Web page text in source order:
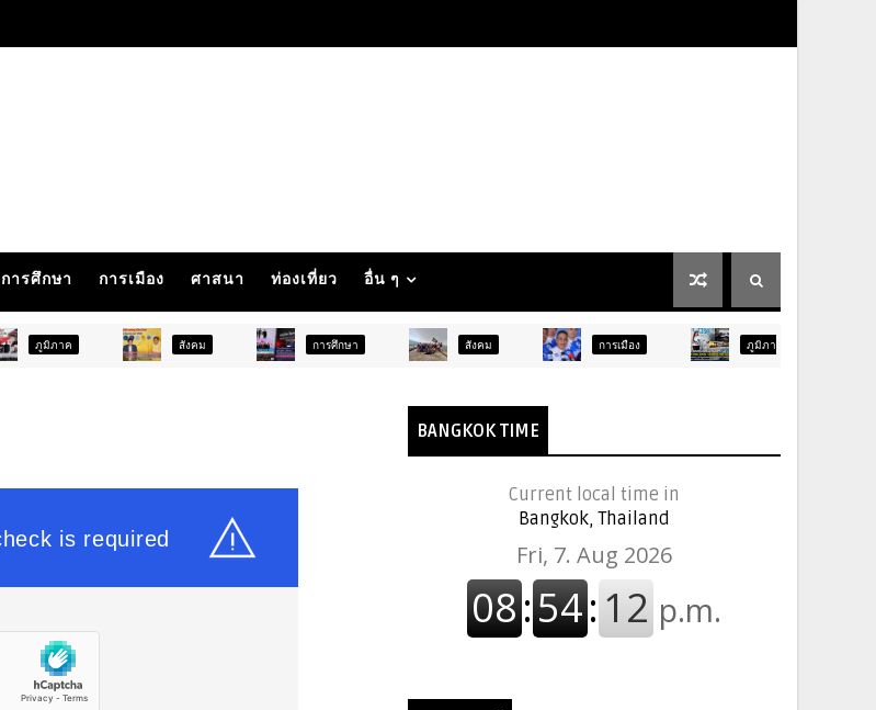
การศึกษา การเมือง ศาสนา ท่องเที่ยว อื่น ๆ
สังคม การศึกษา สังคม การเมือง ภูมิภาค
BANGKOK TIME
Current local time in
Bangkok, Thailand